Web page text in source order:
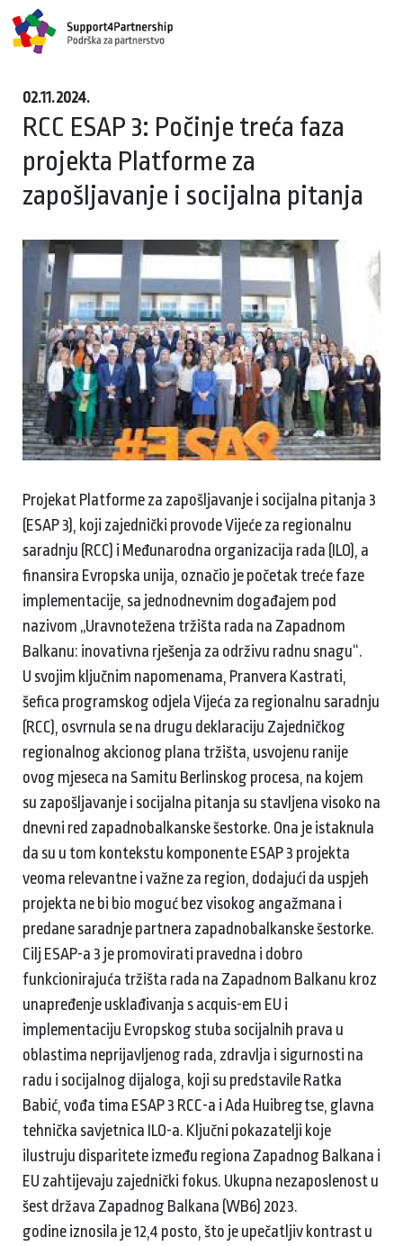
02.11.2024.
RCC ESAP 3: Počinje treća faza
projekta Platforme za
zapošljavanje i socijalna pitanja
Projekat Platforme za zapošljavanje i socijalna pitanja 3
(ESAP 3), koji zajednički provode Vijeće za regionalnu
saradnju (RCC) i Međunarodna organizacija rada (ILO), a
finansira Evropska unija, označio je početak treće faze
implementacije, sa jednodnevnim događajem pod
nazivom „Uravnotežena tržišta rada na Zapadnom
Balkanu: inovativna rješenja za održivu radnu snagu“.
U svojim ključnim napomenama, Pranvera Kastrati,
šefica programskog odjela Vijeća za regionalnu saradnju
(RCC), osvrnula se na drugu deklaraciju Zajedničkog
regionalnog akcionog plana tržišta, usvojenu ranije
ovog mjeseca na Samitu Berlinskog procesa, na kojem
su zapošljavanje i socijalna pitanja su stavljena visoko na
dnevni red zapadnobalkanske šestorke. Ona je istaknula
da su u tom kontekstu komponente ESAP 3 projekta
veoma relevantne i važne za region, dodajući da uspjeh
projekta ne bi bio moguć bez visokog angažmana i
predane saradnje partnera zapadnobalkanske šestorke.
Cilj ESAP-a 3 je promovirati pravedna i dobro
funkcionirajuća tržišta rada na Zapadnom Balkanu kroz
unapređenje usklađivanja s acquis-em EU i
implementaciju Evropskog stuba socijalnih prava u
oblastima neprijavljenog rada, zdravlja i sigurnosti na
radu i socijalnog dijaloga, koji su predstavile Ratka
Babić, vođa tima ESAP 3 RCC-a i Ada Huibregtse, glavna
tehnička savjetnica ILO-a. Ključni pokazatelji koje
ilustruju disparitete između regiona Zapadnog Balkana i
EU zahtijevaju zajednički fokus. Ukupna nezaposlenost u
šest država Zapadnog Balkana (WB6) 2023.
godine iznosila je 12,4 posto, što je upečatljiv kontrast u